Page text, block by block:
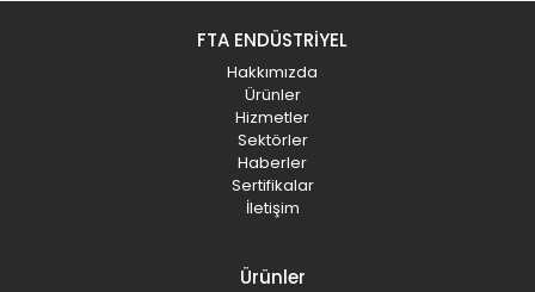
FTA ENDÜSTRİYEL
Hakkımızda
Ürünler
Hizmetler
Sektörler
Haberler
Sertifikalar
İletişim
Ürünler